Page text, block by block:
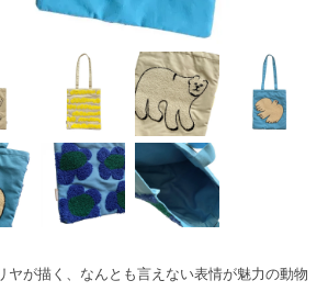
ヤが描く、なんとも言えない表情が魅力の動物